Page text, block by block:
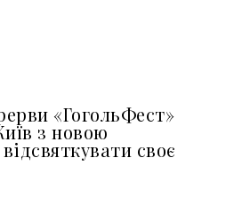
«ГогольФест»
з новою
своє